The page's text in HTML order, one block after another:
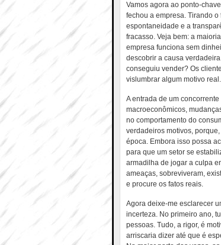
Vamos agora ao ponto-
fechou a empresa. Tirando
espontaneidade e a
fracasso. Veja bem: a
empresa funciona sem
descobrir a causa
conseguiu vender? Os
vislumbrar algum motivo
A entrada de um
macroeconômicos,
no comportamento do
verdadeiros motivos,
época. Embora isso possa
para que um setor se
armadilha de jogar a culpa
ameaças, sobreviveram,
e procure os fatos reais.
Agora deixe-me esclarecer
incerteza. No primeiro ano,
pessoas. Tudo, a rigor, é
arriscaria dizer até que é